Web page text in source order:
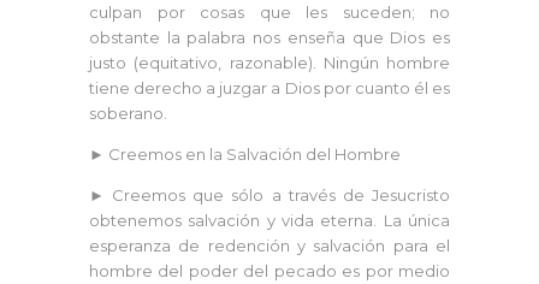
culpan por cosas que les suceden; no
obstante la palabra nos enseña que Dios es
justo (equitativo, razonable). Ningún hombre
tiene derecho a juzgar a Dios por cuanto él es
soberano.
► Creemos en la Salvación del Hombre
► Creemos que sólo a través de Jesucristo
obtenemos salvación y vida eterna. La única
esperanza de redención y salvación para el
hombre del poder del pecado es por medio